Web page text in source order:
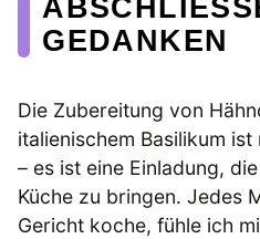
EDANKEN
Die Zubereitung von
italienischem Basilikum
– es ist eine Einladung,
Küche zu bringen. Jedes
Gericht koche, fühle ich